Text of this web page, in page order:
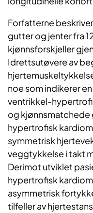
Forfatterne
gutter og jenter fra
kjønnsforskjeller
Idrettsutøvere av
noe som indikerer
ventrikkel-
og
hypertrofisk
symmetrisk
veggtykkelse i takt
Derimot utviklet
hypertrofisk
asymmetrisk
tilfeller av